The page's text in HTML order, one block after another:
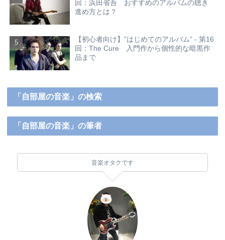
回：浜田省吾 おすすめのアルバムの聴き
進め方とは？
【初心者向け】”はじめてのアルバム” - 第16
回：The Cure 入門作から個性的な暗黒作
品まで
「自部屋の音楽」の検索
「自部屋の音楽」の筆者
音楽オタクです